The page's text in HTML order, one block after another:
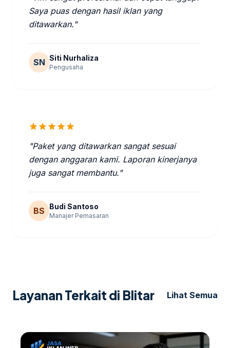
Saya puas dengan hasil iklan yang
ditawarkan."
SN Siti Nurhaliza
Pengusaha
starstarstarstarstar
"Paket yang ditawarkan sangat sesuai
dengan anggaran kami. Laporan kinerjanya
juga sangat membantu."
BS Budi Santoso
Manajer Pemasaran
Layanan Terkait di Blitar Lihat Semua